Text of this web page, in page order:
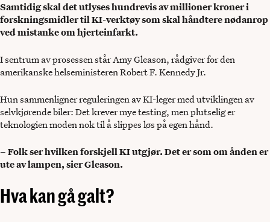
Samtidig skal det utlyses hundrevis av millioner kroner i
forskningsmidler til KI-verktøy som skal håndtere nødanrop
ved mistanke om hjerteinfarkt.
I sentrum av prosessen står Amy Gleason, rådgiver for den
amerikanske helseministeren Robert F. Kennedy Jr.
Hun sammenligner reguleringen av KI-leger med utviklingen av
selvkjørende biler: Det krever mye testing, men plutselig er
teknologien moden nok til å slippes løs på egen hånd.
– Folk ser hvilken forskjell KI utgjør. Det er som om ånden er
ute av lampen, sier Gleason.
Hva kan gå galt?